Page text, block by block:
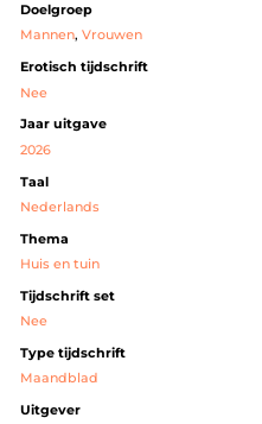
Doelgroep
Mannen,Vrouwen
Erotisch tijdschrift
Nee
Jaar uitgave
2026
Taal
Nederlands
Thema
Huis en tuin
Tijdschrift set
Nee
Type tijdschrift
Maandblad
Uitgever